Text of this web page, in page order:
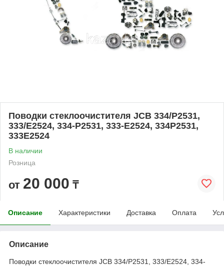
Поводки стеклоочистителя JCB 334/P2531,
333/E2524, 334-P2531, 333-E2524, 334P2531,
333E2524
В наличии
Розница
от 20 000 ₸
Описание Характеристики Доставка Оплата
Описание
Поводки стеклоочистителя JCB 334/P2531, 333/E2524, 334-